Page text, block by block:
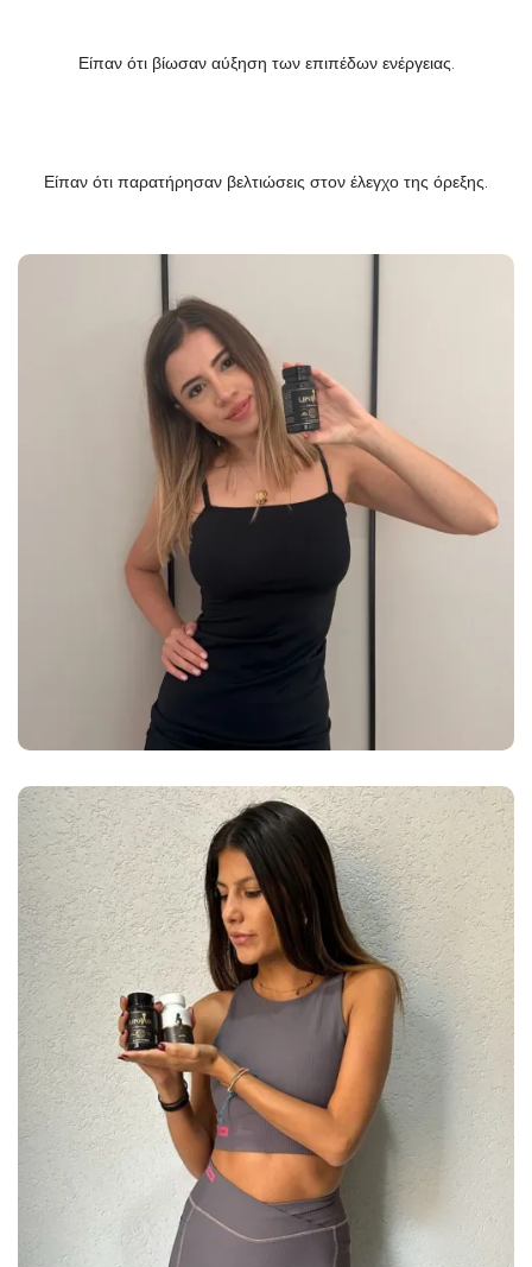
Είπαν ότι βίωσαν αύξηση των επιπέδων ενέργειας.
Είπαν ότι παρατήρησαν βελτιώσεις στον έλεγχο της όρεξης.